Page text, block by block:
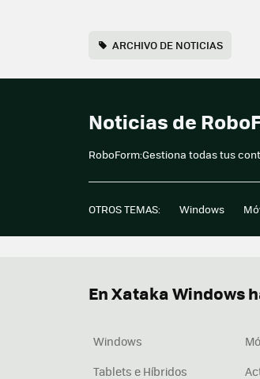
ARCHIVO DE NOTICIAS
Noticias de
RoboForm:Gestiona todas tus
OTROS TEMAS: Windows
En Xataka Windows
Windows
Tablets e Híbridos